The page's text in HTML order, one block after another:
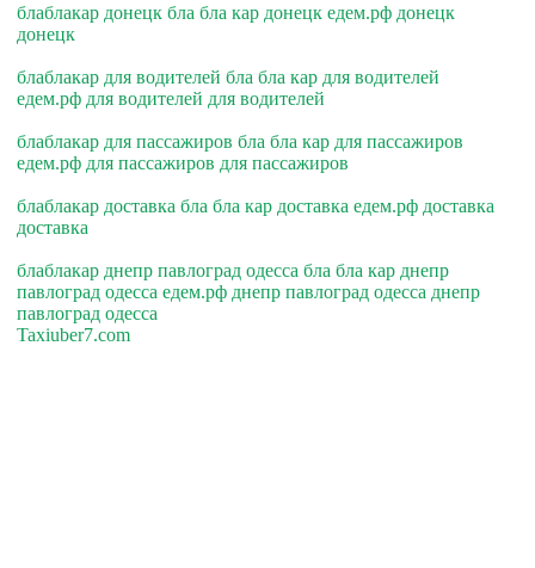
блаблакар донецк бла бла кар донецк едем.рф донецк
донецк
блаблакар для водителей бла бла кар для водителей
едем.рф для водителей для водителей
блаблакар для пассажиров бла бла кар для пассажиров
едем.рф для пассажиров для пассажиров
блаблакар доставка бла бла кар доставка едем.рф доставка
доставка
блаблакар днепр павлоград одесса бла бла кар днепр
павлоград одесса едем.рф днепр павлоград одесса днепр
павлоград одесса
Taxiuber7.com